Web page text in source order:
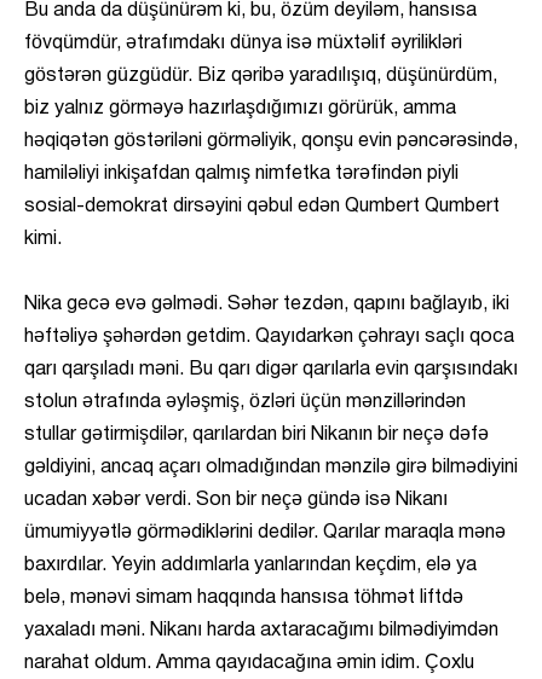
Bu anda da düşünürəm ki, bu, özüm deyiləm, hansısa
fövqümdür, ətrafımdakı dünya isə müxtəlif əyrilikləri
göstərən güzgüdür. Biz qəribə yaradılışıq, düşünürdüm,
biz yalnız görməyə hazırlaşdığımızı görürük, amma
həqiqətən göstəriləni görməliyik, qonşu evin pəncərəsində,
hamiləliyi inkişafdan qalmış nimfetka tərəfindən piyli
sosial-demokrat dirsəyini qəbul edən Qumbert Qumbert
kimi.
Nika gecə evə gəlmədi. Səhər tezdən, qapını bağlayıb, iki
həftəliyə şəhərdən getdim. Qayıdarkən çəhrayı saçlı qoca
qarı qarşıladı məni. Bu qarı digər qarılarla evin qarşısındakı
stolun ətrafında əyləşmiş, özləri üçün mənzillərindən
stullar gətirmişdilər, qarılardan biri Nikanın bir neçə dəfə
gəldiyini, ancaq açarı olmadığından mənzilə girə bilmədiyini
ucadan xəbər verdi. Son bir neçə gündə isə Nikanı
ümumiyyətlə görmədiklərini dedilər. Qarılar maraqla mənə
baxırdılar. Yeyin addımlarla yanlarından keçdim, elə ya
belə, mənəvi simam haqqında hansısa töhmət liftdə
yaxaladı məni. Nikanı harda axtaracağımı bilmədiyimdən
narahat oldum. Amma qayıdacağına əmin idim. Çoxlu